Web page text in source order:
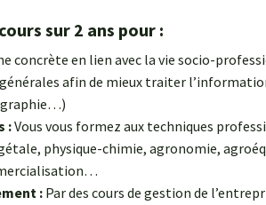
sur 2 ans pour :
concrète en lien avec la vie socio-
afin de mieux traiter
:Vous vous formez aux techniques
physique-chimie, agronomie,
: Par des cours de gestion de